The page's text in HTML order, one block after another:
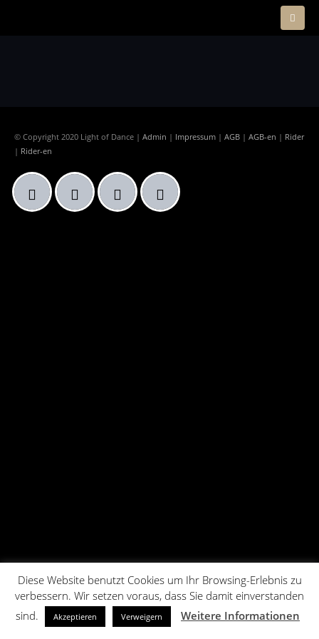
© Copyright 2020 Light of Dance | Admin | Impressum | AGB | AGB-en | Rider
| Rider-en
Diese Website benutzt Cookies um Ihr Browsing-Erlebnis zu
verbessern. Wir setzen voraus, dass Sie damit einverstanden
sind.
Akzeptieren Verweigern Weitere Informationen